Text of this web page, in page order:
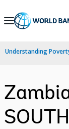
Skip
Navigation
Understanding